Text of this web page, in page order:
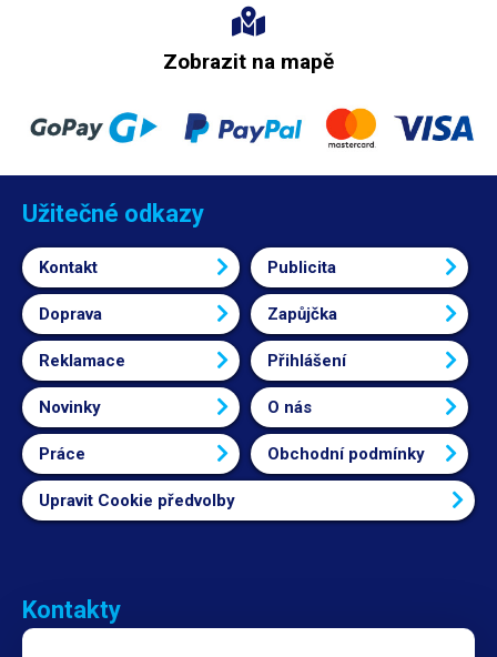
Zobrazit na mapě
Užitečné odkazy
Kontakt Publicita
Doprava Zapůjčka
Reklamace Přihlášení
Novinky O nás
Práce Obchodní podmínky
Upravit Cookie předvolby
Kontakty